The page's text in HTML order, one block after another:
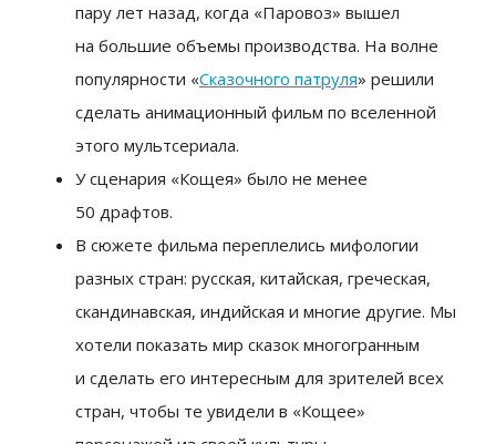
пару лет назад, когда «Паровоз» вышел
на большие объемы производства. На волне
популярности «Сказочного патруля» решили
сделать анимационный фильм по вселенной
этого мультсериала.
У сценария «Кощея» было не менее
50 драфтов.
В сюжете фильма переплелись мифологии
разных стран: русская, китайская, греческая,
скандинавская, индийская и многие другие. Мы
хотели показать мир сказок многогранным
и сделать его интересным для зрителей всех
стран, чтобы те увидели в «Кощее»